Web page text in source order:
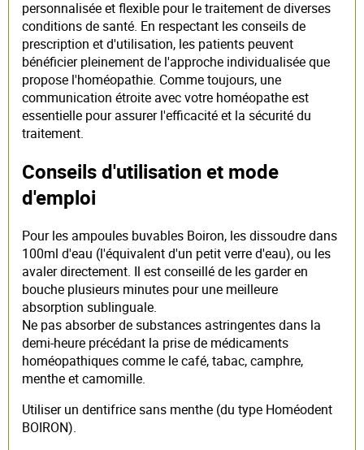
personnalisée et flexible pour le traitement de diverses
conditions de santé. En respectant les conseils de
prescription et d'utilisation, les patients peuvent
bénéficier pleinement de l'approche individualisée que
propose l'homéopathie. Comme toujours, une
communication étroite avec votre homéopathe est
essentielle pour assurer l'efficacité et la sécurité du
traitement.
Conseils d'utilisation et mode
d'emploi
Pour les ampoules buvables Boiron, les dissoudre dans
100ml d'eau (l'équivalent d'un petit verre d'eau), ou les
avaler directement. Il est conseillé de les garder en
bouche plusieurs minutes pour une meilleure
absorption sublinguale.
Ne pas absorber de substances astringentes dans la
demi-heure précédant la prise de médicaments
homéopathiques comme le café, tabac, camphre,
menthe et camomille.
Utiliser un dentifrice sans menthe (du type Homéodent
BOIRON).